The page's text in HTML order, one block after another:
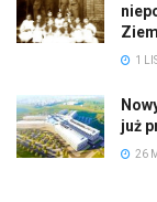
1
już
26